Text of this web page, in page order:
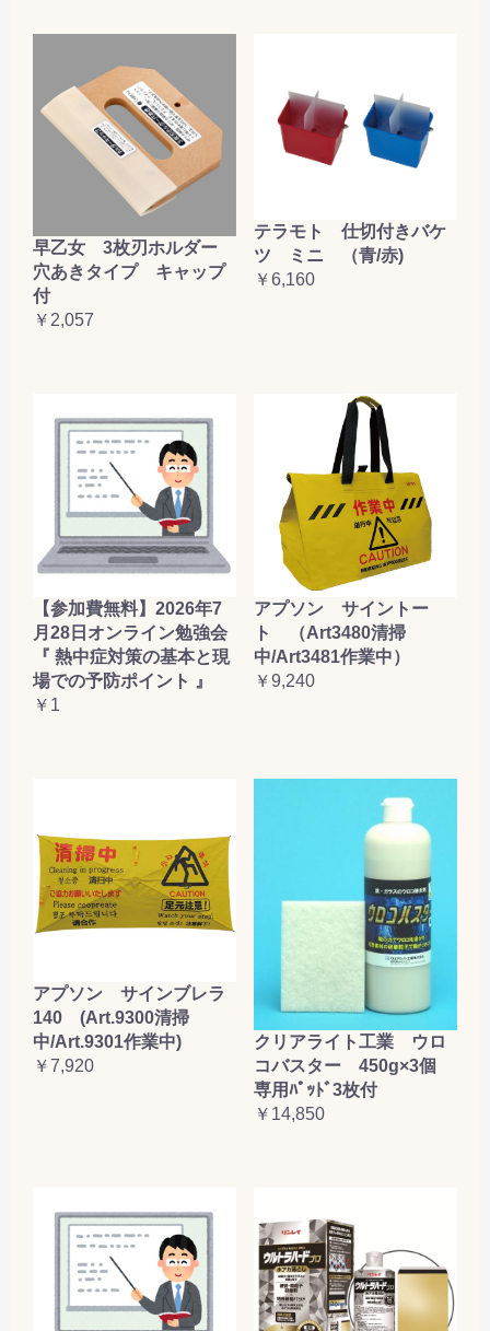
早乙女 3枚刃ホルダー
穴あきタイプ キャップ
付
￥2,057
テラモト 仕切付きバケ
ツ ミニ （青/赤)
￥6,160
【参加費無料】2026年7
月28日オンライン勉強会
『 熱中症対策の基本と現
場での予防ポイント 』
￥1
アプソン サイントー
ト （Art3480清掃
中/Art3481作業中）
￥9,240
アプソン サインブレラ
140 (Art.9300清掃
中/Art.9301作業中)
￥7,920
クリアライト工業 ウロ
コバスター 450g×3個
専用ﾊﾟｯﾄﾞ3枚付
￥14,850